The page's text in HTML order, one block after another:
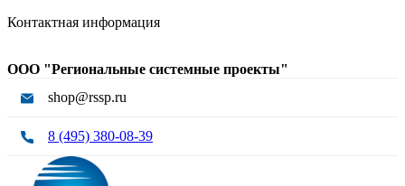
Контактная информация
ООО "Региональные системные проекты"
shop@rssp.ru
8 (495) 380-08-39